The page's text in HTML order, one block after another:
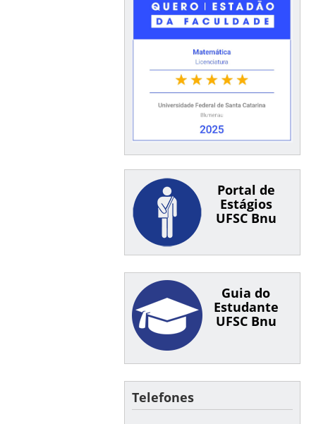
Portal de
Estágios
UFSC Bnu
Guia do
Estudante
UFSC Bnu
Telefones